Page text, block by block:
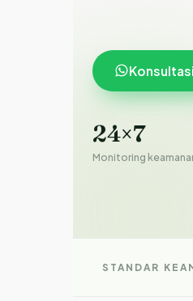
24×7
Monitoring
STANDAR